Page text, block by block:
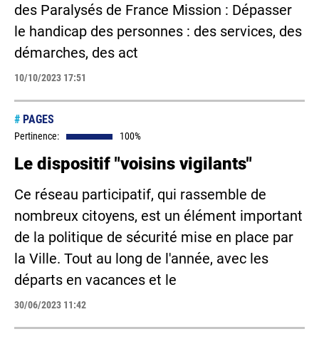
des Paralysés de France Mission : Dépasser
le handicap des personnes : des services, des
démarches, des act
10/10/2023 17:51
# PAGES
Pertinence: 100%
Le dispositif "voisins vigilants"
Ce réseau participatif, qui rassemble de
nombreux citoyens, est un élément important
de la politique de sécurité mise en place par
la Ville. Tout au long de l'année, avec les
départs en vacances et le
30/06/2023 11:42